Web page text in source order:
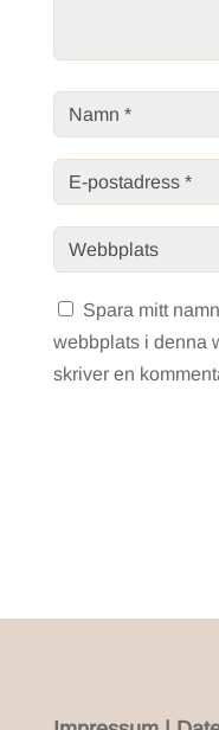
Spara mitt
webbplats i denna
skriver en